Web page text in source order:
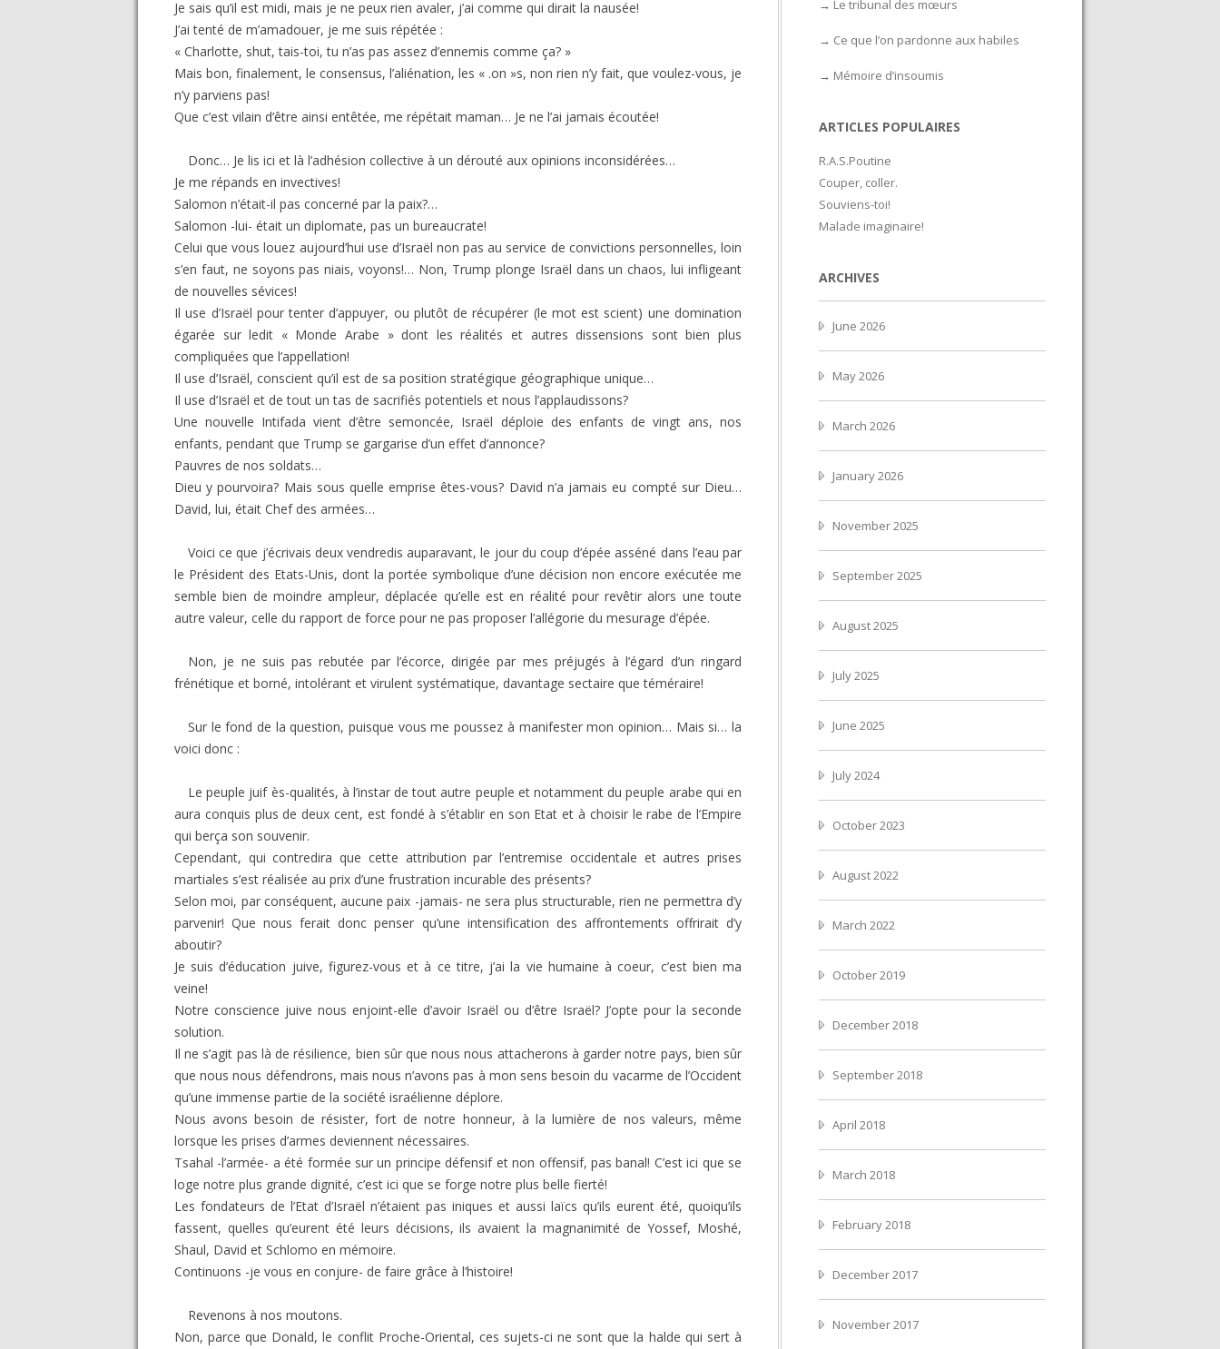
Je sais qu’il est midi, mais je ne peux rien avaler, j’ai comme qui dirait la nausée!
J’ai tenté de m’amadouer, je me suis répétée :
« Charlotte, shut, tais-toi, tu n’as pas assez d’ennemis comme ça? »
Mais bon, finalement, le consensus, l’aliénation, les « .on »s, non rien n’y fait, que voulez-vous, je
n’y parviens pas!
Que c’est vilain d’être ainsi entêtée, me répétait maman… Je ne l’ai jamais écoutée!
Donc… Je lis ici et là l’adhésion collective à un dérouté aux opinions inconsidérées…
Je me répands en invectives!
Salomon n’était-il pas concerné par la paix?…
Salomon -lui- était un diplomate, pas un bureaucrate!
Celui que vous louez aujourd’hui use d’Israël non pas au service de convictions personnelles, loin
s’en faut, ne soyons pas niais, voyons!… Non, Trump plonge Israël dans un chaos, lui infligeant
de nouvelles sévices!
Il use d’Israël pour tenter d’appuyer, ou plutôt de récupérer (le mot est scient) une domination
égarée sur ledit « Monde Arabe » dont les réalités et autres dissensions sont bien plus
compliquées que l’appellation!
Il use d’Israël, conscient qu’il est de sa position stratégique géographique unique…
Il use d’Israël et de tout un tas de sacrifiés potentiels et nous l’applaudissons?
Une nouvelle Intifada vient d’être semoncée, Israël déploie des enfants de vingt ans, nos
enfants, pendant que Trump se gargarise d’un effet d’annonce?
Pauvres de nos soldats…
Dieu y pourvoira? Mais sous quelle emprise êtes-vous? David n’a jamais eu compté sur Dieu…
David, lui, était Chef des armées…
Voici ce que j’écrivais deux vendredis auparavant, le jour du coup d’épée asséné dans l’eau par
le Président des Etats-Unis, dont la portée symbolique d’une décision non encore exécutée me
semble bien de moindre ampleur, déplacée qu’elle est en réalité pour revêtir alors une toute
autre valeur, celle du rapport de force pour ne pas proposer l’allégorie du mesurage d’épée.
Non, je ne suis pas rebutée par l’écorce, dirigée par mes préjugés à l’égard d’un ringard
frénétique et borné, intolérant et virulent systématique, davantage sectaire que téméraire!
Sur le fond de la question, puisque vous me poussez à manifester mon opinion… Mais si… la
voici donc :
Le peuple juif ès-qualités, à l’instar de tout autre peuple et notamment du peuple arabe qui en
aura conquis plus de deux cent, est fondé à s’établir en son Etat et à choisir le rabe de l’Empire
qui berça son souvenir.
Cependant, qui contredira que cette attribution par l’entremise occidentale et autres prises
martiales s’est réalisée au prix d’une frustration incurable des présents?
Selon moi, par conséquent, aucune paix -jamais- ne sera plus structurable, rien ne permettra d’y
parvenir! Que nous ferait donc penser qu’une intensification des affrontements offrirait d’y
aboutir?
Je suis d’éducation juive, figurez-vous et à ce titre, j’ai la vie humaine à coeur, c’est bien ma
veine!
Notre conscience juive nous enjoint-elle d’avoir Israël ou d’être Israël? J’opte pour la seconde
solution.
Il ne s’agit pas là de résilience, bien sûr que nous nous attacherons à garder notre pays, bien sûr
que nous nous défendrons, mais nous n’avons pas à mon sens besoin du vacarme de l’Occident
qu’une immense partie de la société israélienne déplore.
Nous avons besoin de résister, fort de notre honneur, à la lumière de nos valeurs, même
lorsque les prises d’armes deviennent nécessaires.
Tsahal -l’armée- a été formée sur un principe défensif et non offensif, pas banal! C’est ici que se
loge notre plus grande dignité, c’est ici que se forge notre plus belle fierté!
Les fondateurs de l’Etat d’Israël n’étaient pas iniques et aussi laïcs qu’ils eurent été, quoiqu’ils
fassent, quelles qu’eurent été leurs décisions, ils avaient la magnanimité de Yossef, Moshé,
Shaul, David et Schlomo en mémoire.
Continuons -je vous en conjure- de faire grâce à l’histoire!
Revenons à nos moutons.
Non, parce que Donald, le conflit Proche-Oriental, ces sujets-ci ne sont que la halde qui sert à
Le tribunal des mœurs
Ce que l’on pardonne aux habiles
Mémoire d’insoumis
ARTICLES POPULAIRES
R.A.S.Poutine
Couper, coller.
Souviens-toi!
Malade imaginaire!
ARCHIVES
June 2026
May 2026
March 2026
January 2026
November 2025
September 2025
August 2025
July 2025
June 2025
July 2024
October 2023
August 2022
March 2022
October 2019
December 2018
September 2018
April 2018
March 2018
February 2018
December 2017
November 2017